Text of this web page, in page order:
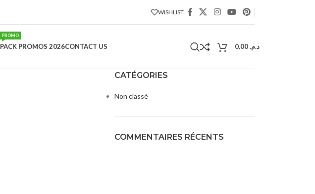
WISHLIST
PACK PROMOS 2026
PROMO
CONTACT US د.م.
CATÉGORIES
Non classé
COMMENTAIRES RÉCENTS